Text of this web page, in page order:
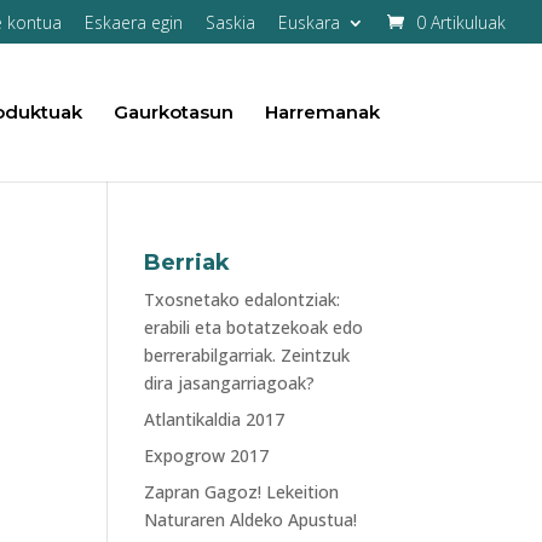
kontua Eskaera egin Saskia Euskara 0 Artikuluak
Gaurkotasun Harremanak
Berriak
Txosnetako edalontziak:
erabili eta botatzekoak edo
berrerabilgarriak. Zeintzuk
dira jasangarriagoak?
Atlantikaldia 2017
Expogrow 2017
Zapran Gagoz! Lekeition
Naturaren Aldeko Apustua!